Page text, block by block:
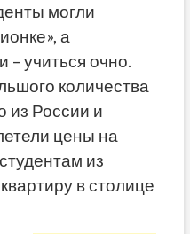
могли
а
учиться очно.
количества
из России и
цены на
из
в столице